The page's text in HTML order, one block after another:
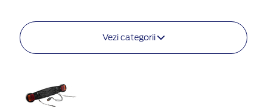
Vezi categorii